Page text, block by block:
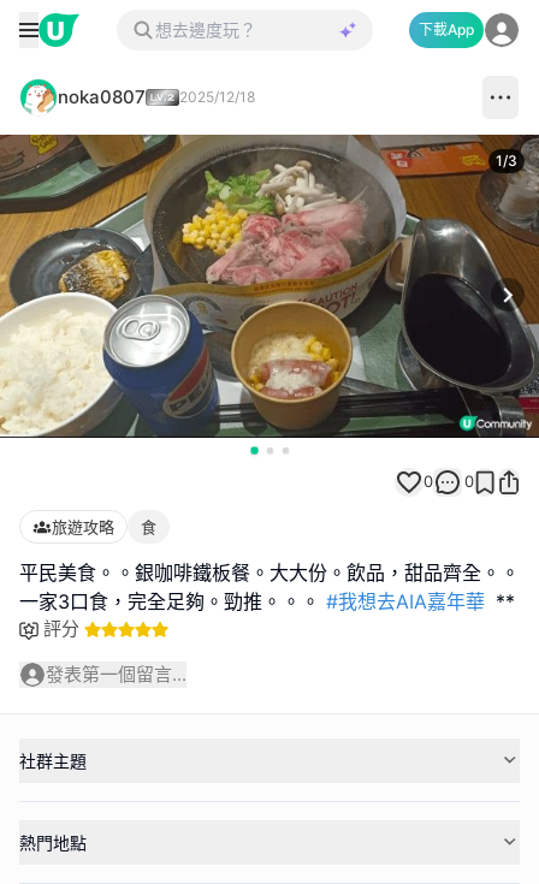
下載App
noka0807 2025/12/18
1/3
0 0
旅遊攻略 食
平民美食。。銀咖啡鐵板餐。大大份。飲品，甜品齊全。。
一家3口食，完全足夠。勁推。。。 #我想去AIA嘉年華 **
評分
發表第一個留言...
社群主題
熱門地點